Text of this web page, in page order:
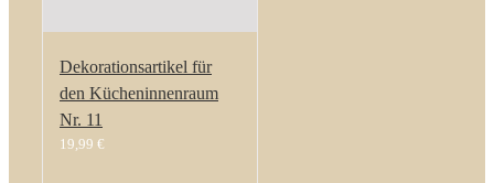
Dekorationsartikel für
den Kücheninnenraum
Nr. 11
19,99 €